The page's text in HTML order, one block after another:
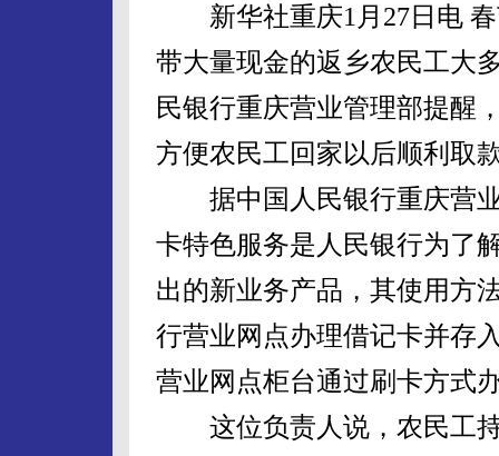
新华社重庆1月27日电 春
带大量现金的返乡农民工大
民银行重庆营业管理部提醒
方便农民工回家以后顺利取
据中国人民银行重庆营业
卡特色服务是人民银行为了
出的新业务产品，其使用方
行营业网点办理借记卡并存
营业网点柜台通过刷卡方式
这位负责人说，农民工持